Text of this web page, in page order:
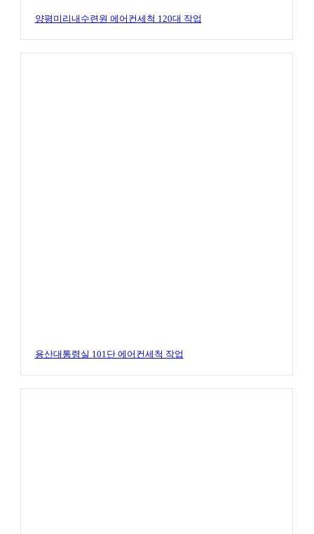
양평미리내수련원 에어컨세척 120대 작업
용산대통령실 101단 에어컨세척 작업